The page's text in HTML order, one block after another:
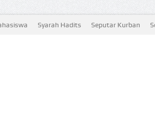
Syarah Hadits Seputar Kurban